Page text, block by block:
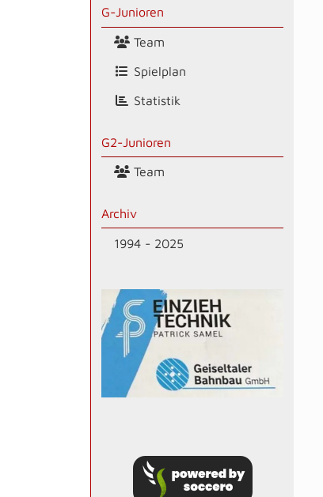
G-Junioren
Team
Spielplan
Statistik
G2-Junioren
Team
Archiv
1994 - 2025